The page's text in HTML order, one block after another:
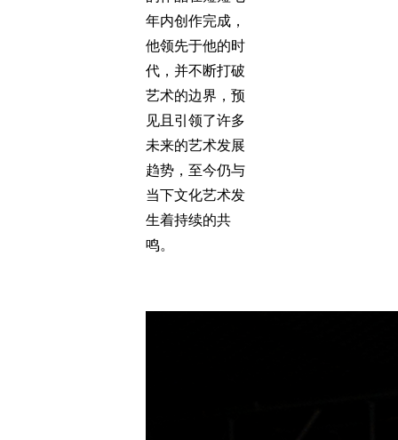
年内创作完成，
他领先于他的时
代，并不断打破
艺术的边界，预
见且引领了许多
未来的艺术发展
趋势，至今仍与
当下文化艺术发
生着持续的共
鸣。